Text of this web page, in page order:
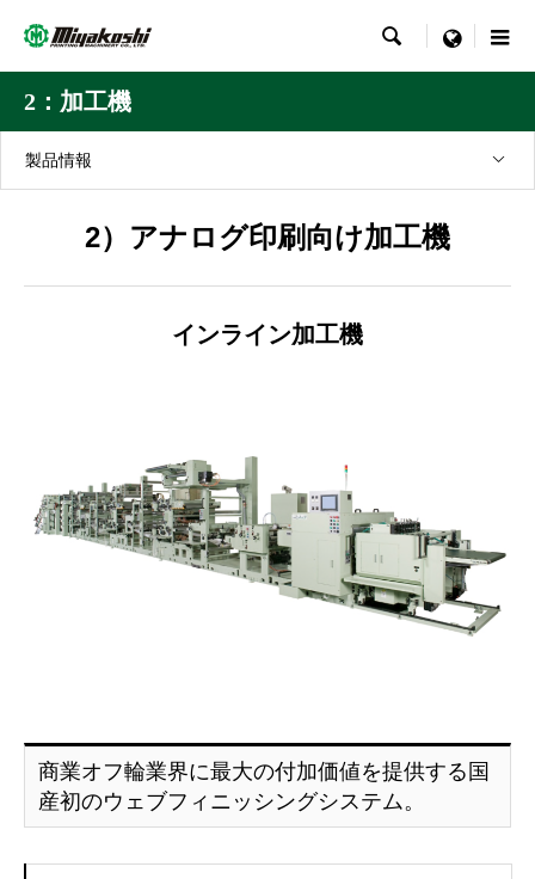
 menu
2：加工機
製品情報
2）アナログ印刷向け加工機
インライン加工機
商業オフ輪業界に最大の付加価値を提供する国
産初のウェブフィニッシングシステム。